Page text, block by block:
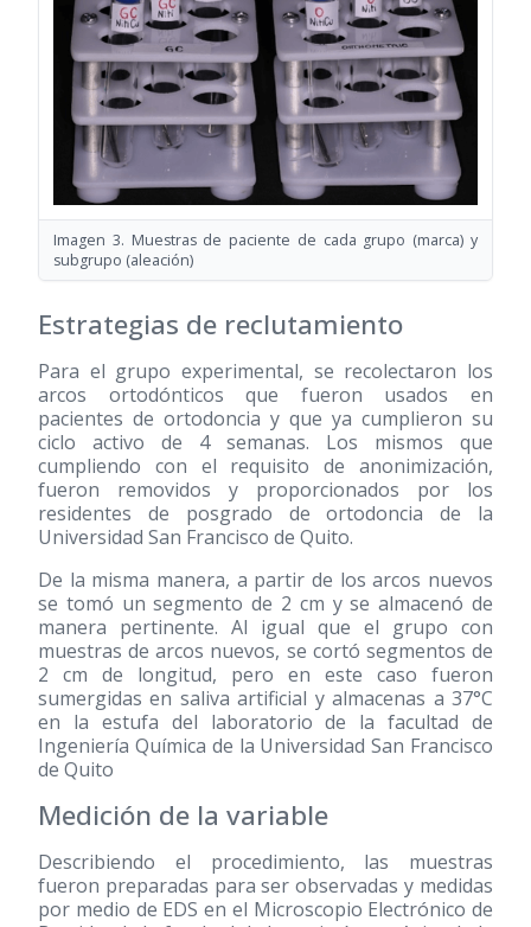
Imagen 3. Muestras de paciente de cada grupo (marca) y
subgrupo (aleación)
Estrategias de reclutamiento
Para el grupo experimental, se recolectaron los
arcos ortodónticos que fueron usados en
pacientes de ortodoncia y que ya cumplieron su
ciclo activo de 4 semanas. Los mismos que
cumpliendo con el requisito de anonimización,
fueron removidos y proporcionados por los
residentes de posgrado de ortodoncia de la
Universidad San Francisco de Quito.
De la misma manera, a partir de los arcos nuevos
se tomó un segmento de 2 cm y se almacenó de
manera pertinente. Al igual que el grupo con
muestras de arcos nuevos, se cortó segmentos de
2 cm de longitud, pero en este caso fueron
sumergidas en saliva artificial y almacenas a 37°C
en la estufa del laboratorio de la facultad de
Ingeniería Química de la Universidad San Francisco
de Quito
Medición de la variable
Describiendo el procedimiento, las muestras
fueron preparadas para ser observadas y medidas
por medio de EDS en el Microscopio Electrónico de